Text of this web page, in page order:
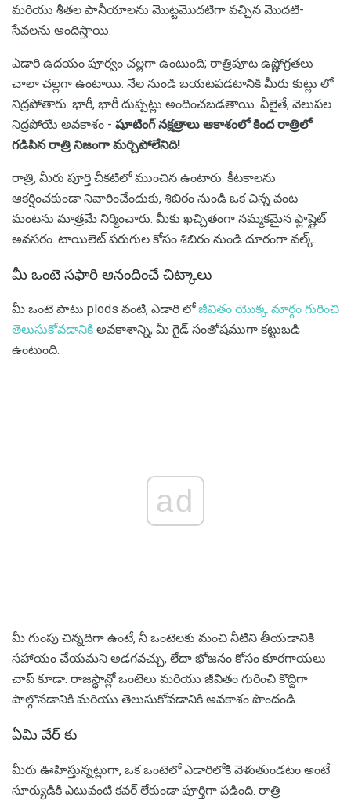
మరియు శీతల పానీయాలను మొట్టమొదటిగా వచ్చిన మొదటి-
సేవలను అందిస్తాయి.
ఎడారి ఉదయం పూర్వం చల్లగా ఉంటుంది; రాత్రిపూట ఉష్ణోగ్రతలు
చాలా చల్లగా ఉంటాయి. నేల నుండి బయటపడటానికి మీరు కుట్లు లో
నిద్రపోతారు. భారీ, భారీ దుప్పట్లు అందించబడతాయి. వీలైతే, వెలుపల
నిద్రపోయే అవకాశం - షూటింగ్ నక్షత్రాలు ఆకాశంలో కింద రాత్రిలో
గడిపిన రాత్రి నిజంగా మర్చిపోలేనిది!
రాత్రి, మీరు పూర్తి చీకటిలో ముంచిన ఉంటారు. కీటకాలను
ఆకర్షించకుండా నివారించేందుకు, శిబిరం నుండి ఒక చిన్న వంట
మంటను మాత్రమే నిర్మించారు. మీకు ఖచ్చితంగా నమ్మకమైన ఫ్లాష్లైట్
అవసరం. టాయిలెట్ పరుగుల కోసం శిబిరం నుండి దూరంగా వల్క్.
మీ ఒంటె సఫారి ఆనందించే చిట్కాలు
మీ ఒంటె పాటు plods వంటి, ఎడారి లోజీవితం యొక్క మార్గం గురించి
తెలుసుకోవడానికి అవకాశాన్ని; మీ గైడ్ సంతోషముగా కట్టుబడి
ఉంటుంది.
ad
మీ గుంపు చిన్నదిగా ఉంటే, నీ ఒంటెలకు మంచి నీటిని తీయడానికి
సహాయం చేయమని అడగవచ్చు, లేదా భోజనం కోసం కూరగాయలు
చాప్ కూడా. రాజస్థాన్లో ఒంటెలు మరియు జీవితం గురించి కొద్దిగా
పాల్గొనడానికి మరియు తెలుసుకోవడానికి అవకాశం పొందండి.
ఏమి వేర్ కు
మీరు ఊహిస్తున్నట్లుగా, ఒక ఒంటెలో ఎడారిలోకి వెళుతుండటం అంటే
సూర్యుడికి ఎటువంటి కవర్ లేకుండా పూర్తిగా పడింది. రాత్రి